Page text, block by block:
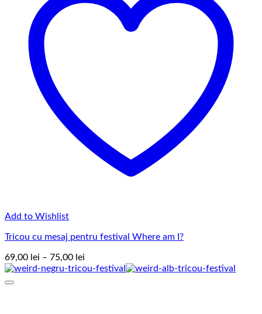
Add to Wishlist
Tricou cu mesaj pentru festival Where am I?
69,00 lei – 75,00 lei
de